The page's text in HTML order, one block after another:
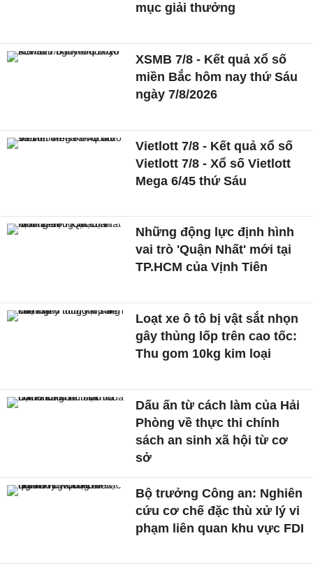
mục giải thưởng
XSMB 7/8 - Kết quả xổ số
miền Bắc hôm nay thứ Sáu
ngày 7/8/2026
Vietlott 7/8 - Kết quả xổ số
Vietlott 7/8 - Xổ số Vietlott
Mega 6/45 thứ Sáu
Những động lực định hình
vai trò 'Quận Nhất' mới tại
TP.HCM của Vịnh Tiên
Loạt xe ô tô bị vật sắt nhọn
gây thủng lốp trên cao tốc:
Thu gom 10kg kim loại
Dấu ấn từ cách làm của Hải
Phòng về thực thi chính
sách an sinh xã hội từ cơ
sở
Bộ trưởng Công an: Nghiên
cứu cơ chế đặc thù xử lý vi
phạm liên quan khu vực FDI